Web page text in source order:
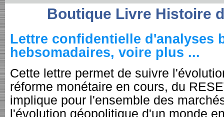
Boutique Livre Histoire
Lettre confidentielle d'analyses
hebsomadaires, voire plus ...
Cette lettre permet de suivre
réforme monétaire en cours, du
implique pour l'ensemble des
l'évolution géopolitique d'un monde